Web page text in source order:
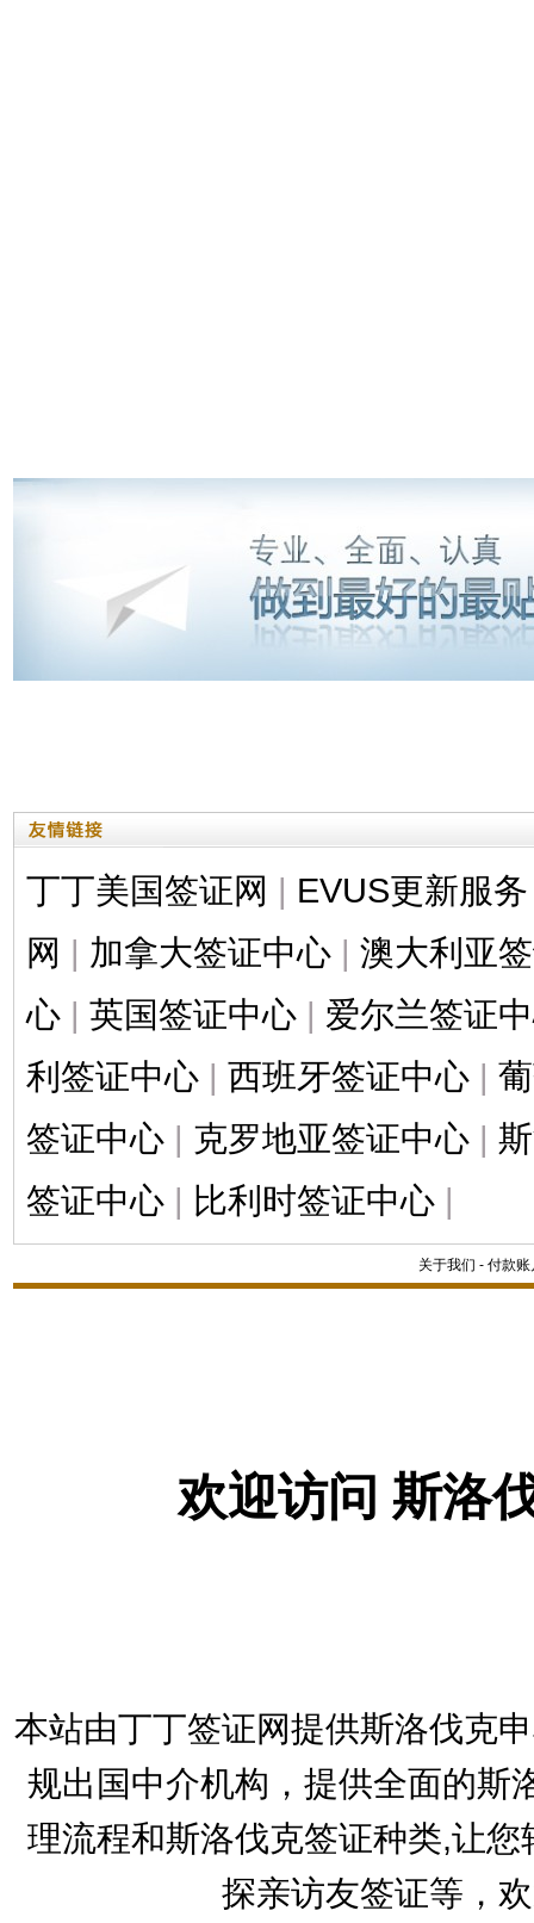
丁丁美国签证网 | EVUS更新服务
网 | 加拿大签证中心 | 澳大利亚
心 | 英国签证中心 | 爱尔兰签证
利签证中心 | 西班牙签证中心 |
签证中心 | 克罗地亚签证中心 |
签证中心 | 比利时签证中心 |
关于我们 - 付款账
欢迎访问 斯洛
本站由丁丁签证网提供斯洛伐克
规出国中介机构，提供全面的斯
理流程和斯洛伐克签证种类,让
探亲访友签证等，